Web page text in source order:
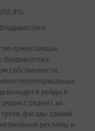
прилегающих
Владивостоке
собственности.
территориальных
выходят в рейды и
с рядом с их
фасады зданий
рекламы и